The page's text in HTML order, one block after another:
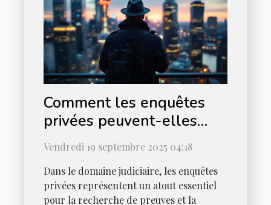
Comment les enquêtes
privées peuvent-elles
être utilisées en justice ?
Vendredi 19 septembre 2025 04:18
Dans le domaine judiciaire, les enquêtes
privées représentent un atout essentiel
pour la recherche de preuves et la